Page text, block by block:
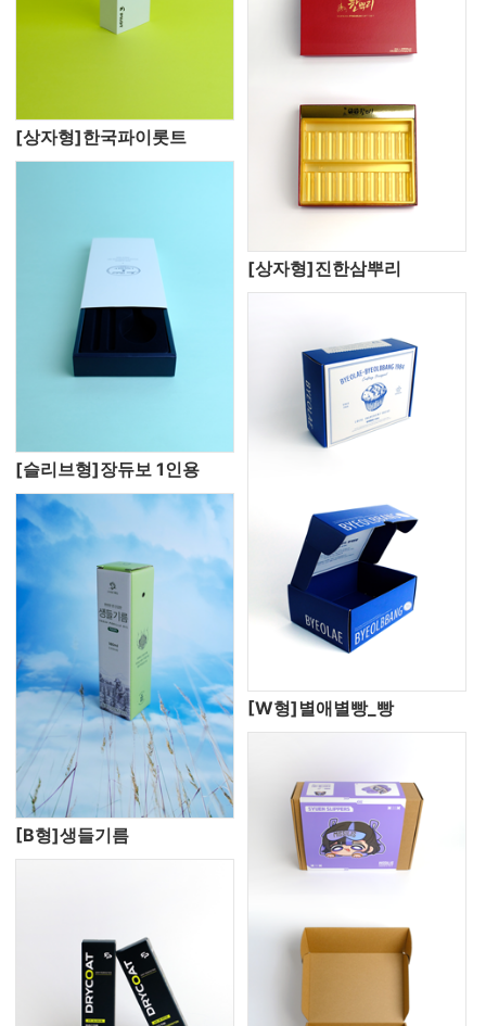
[상자형]한국파이롯트
[슬리브형]장듀보 1인용
[상자형]진한삼뿌리
[B형]생들기름
[W형]별애별빵_빵